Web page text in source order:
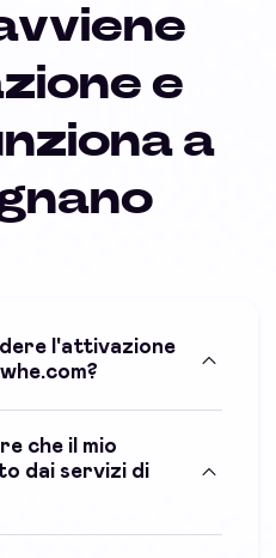
e
a
l'attivazione
che il mio
dai servizi di